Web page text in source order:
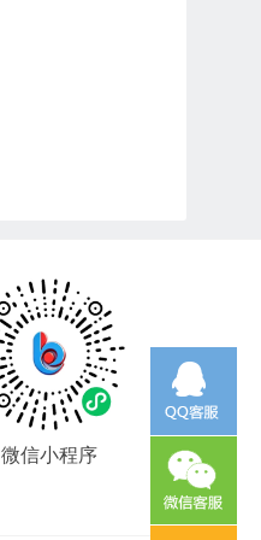
微信小程序